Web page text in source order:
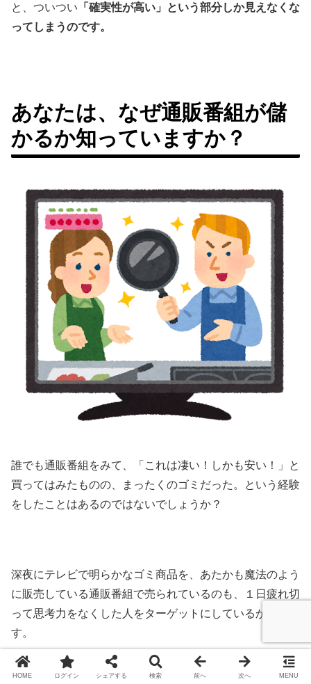
と、ついつい 「確実性が高い」という部分しか見えなくな
ってしまうのです。
あなたは、なぜ通販番組が儲
かるか知っていますか？
誰でも通販番組をみて、「これは凄い！しかも安い！」と
買ってはみたものの、まったくのゴミだった。という経験
をしたことはあるのではないでしょうか？
深夜にテレビで明らかなゴミ商品を、あたかも魔法のよう
に販売している通販番組で売られているのも、１日疲れ切
って思考力をなくした人をターゲットにしているからで
す。
HOME ログイン シェアする 検索 前へ 次へ MENU